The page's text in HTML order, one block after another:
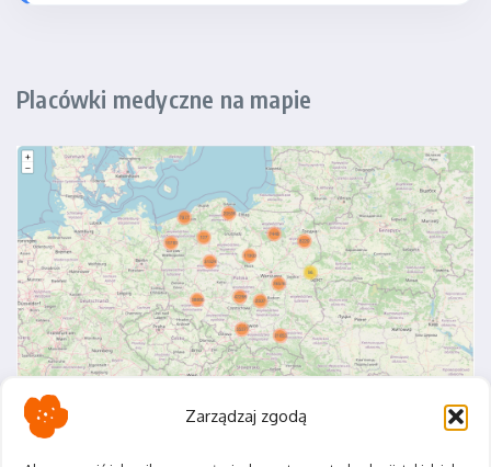
Zarządzaj zgodą
Placówki medyczne na mapie